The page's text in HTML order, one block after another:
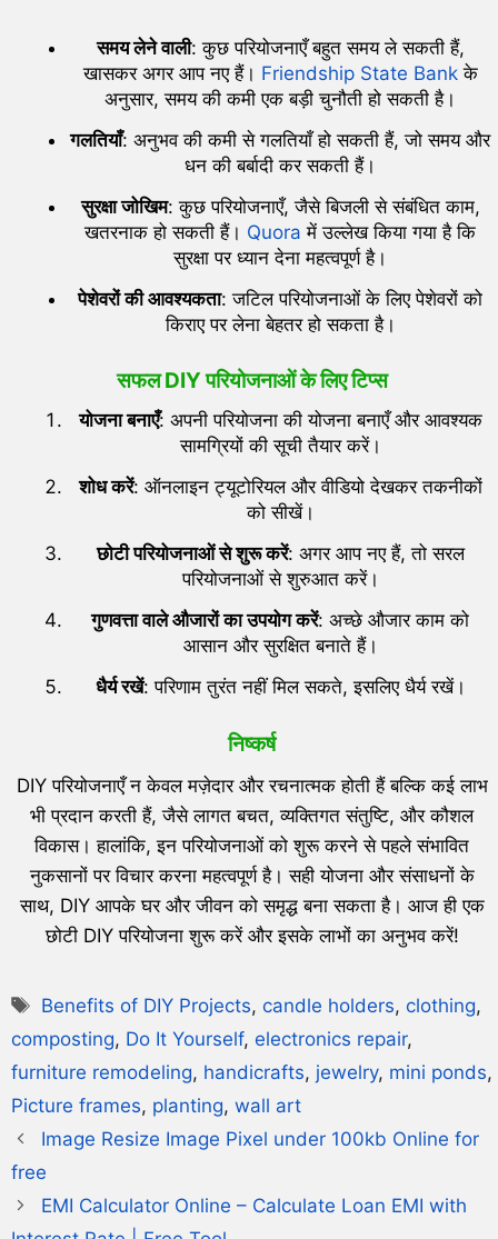
समय लेने वाली: कुछ परियोजनाएँ बहुत समय ले सकती हैं,
खासकर अगर आप नए हैं। Friendship State Bankके
अनुसार, समय की कमी एक बड़ी चुनौती हो सकती है।
गलतियाँ: अनुभव की कमी से गलतियाँ हो सकती हैं, जो समय और
धन की बर्बादी कर सकती हैं।
सुरक्षा जोखिम: कुछ परियोजनाएँ, जैसे बिजली से संबंधित काम,
खतरनाक हो सकती हैं। Quora में उल्लेख किया गया है कि
सुरक्षा पर ध्यान देना महत्वपूर्ण है।
पेशेवरों की आवश्यकता: जटिल परियोजनाओं के लिए पेशेवरों को
किराए पर लेना बेहतर हो सकता है।
सफल DIY परियोजनाओं के लिए टिप्स
योजना बनाएँ: अपनी परियोजना की योजना बनाएँ और आवश्यक
सामग्रियों की सूची तैयार करें।
शोध करें: ऑनलाइन ट्यूटोरियल और वीडियो देखकर तकनीकों
को सीखें।
छोटी परियोजनाओं से शुरू करें: अगर आप नए हैं, तो सरल
परियोजनाओं से शुरुआत करें।
गुणवत्ता वाले औजारों का उपयोग करें: अच्छे औजार काम को
आसान और सुरक्षित बनाते हैं।
धैर्य रखें: परिणाम तुरंत नहीं मिल सकते, इसलिए धैर्य रखें।
निष्कर्ष
DIY परियोजनाएँ न केवल मज़ेदार और रचनात्मक होती हैं बल्कि कई लाभ
भी प्रदान करती हैं, जैसे लागत बचत, व्यक्तिगत संतुष्टि, और कौशल
विकास। हालांकि, इन परियोजनाओं को शुरू करने से पहले संभावित
नुकसानों पर विचार करना महत्वपूर्ण है। सही योजना और संसाधनों के
साथ, DIY आपके घर और जीवन को समृद्ध बना सकता है। आज ही एक
छोटी DIY परियोजना शुरू करें और इसके लाभों का अनुभव करें!
Benefits of DIY Projects,candle holders,clothing,
composting, Do It Yourself, electronics repair,
furniture remodeling, handicrafts, jewelry, mini ponds,
Picture frames, planting, wall art
Image Resize Image Pixel under 100kb Online for
free
EMI Calculator Online – Calculate Loan EMI with